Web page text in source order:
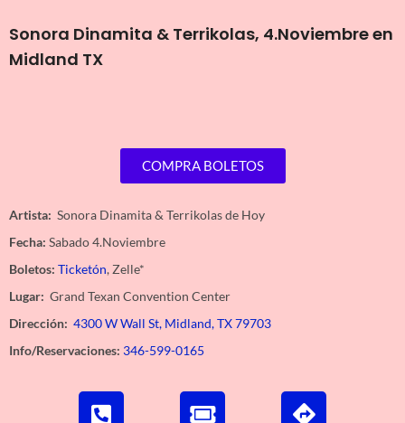
Sonora Dinamita & Terrikolas, 4.Noviembre en
Midland TX
COMPRA BOLETOS
Artista: Sonora Dinamita & Terrikolas de Hoy
Fecha: Sabado 4.Noviembre
Boletos: Ticketón, Zelle*
Lugar: Grand Texan Convention Center
Dirección: 4300 W Wall St, Midland, TX 79703
Info/Reservaciones: 346-599-0165